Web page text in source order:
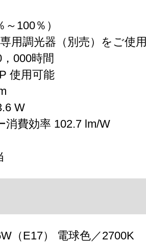
100％）
用調光器（別売）をご使
000時間
使用可能
W
消費効率 102.7 lm/W
（E17） 電球色／2700K